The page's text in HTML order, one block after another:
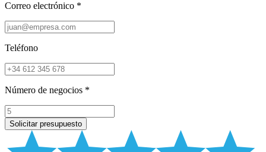
Correo electrónico *
Teléfono
Número de negocios *
Solicitar presupuesto